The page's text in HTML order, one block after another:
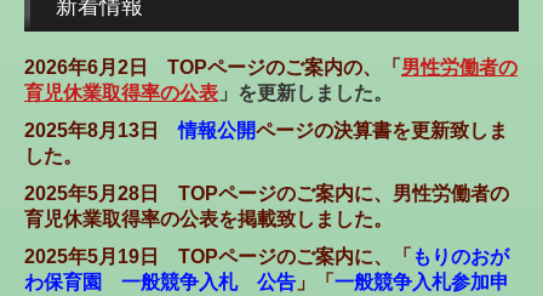
新着情報
2026年6月2日 TOPページのご案内の、「 男性労働者の
育児休業取得率の公表 」を更新しました。
2025年8月13日情報公開ページの決算書を更新致しま
した。
2025年5月28日 TOPページのご案内に、男性労働者の
育児休業取得率の公表を掲載致しました。
2025年5月19日 TOPページのご案内に、「 もりのおが
わ保育園 一般競争入札 公告 」「 一般競争入札参加申